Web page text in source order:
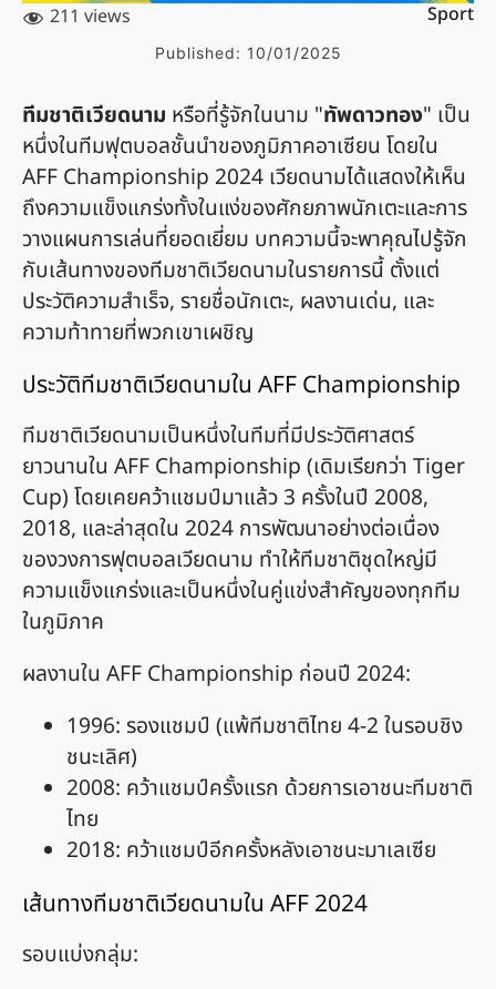
211 views Sport
Published: 10/01/2025
ทีมชาติเวียดนาม หรือที่รู้จักในนาม "ทัพดาวทอง" เป็น
หนึ่งในทีมฟุตบอลชั้นนำของภูมิภาคอาเซียน โดยใน
AFF Championship 2024 เวียดนามได้แสดงให้เห็น
ถึงความแข็งแกร่งทั้งในแง่ของศักยภาพนักเตะและการ
วางแผนการเล่นที่ยอดเยี่ยม บทความนี้จะพาคุณไปรู้จัก
กับเส้นทางของทีมชาติเวียดนามในรายการนี้ ตั้งแต่
ประวัติความสำเร็จ, รายชื่อนักเตะ, ผลงานเด่น, และ
ความท้าทายที่พวกเขาเผชิญ
ประวัติทีมชาติเวียดนามใน AFF Championship
ทีมชาติเวียดนามเป็นหนึ่งในทีมที่มีประวัติศาสตร์
ยาวนานใน AFF Championship (เดิมเรียกว่า Tiger
Cup) โดยเคยคว้าแชมป์มาแล้ว 3 ครั้งในปี 2008,
2018, และล่าสุดใน 2024 การพัฒนาอย่างต่อเนื่อง
ของวงการฟุตบอลเวียดนาม ทำให้ทีมชาติชุดใหญ่มี
ความแข็งแกร่งและเป็นหนึ่งในคู่แข่งสำคัญของทุกทีม
ในภูมิภาค
ผลงานใน AFF Championship ก่อนปี 2024:
1996: รองแชมป์ (แพ้ทีมชาติไทย 4-2 ในรอบชิง
ชนะเลิศ)
2008: คว้าแชมป์ครั้งแรก ด้วยการเอาชนะทีมชาติ
ไทย
2018: คว้าแชมป์อีกครั้งหลังเอาชนะมาเลเซีย
เส้นทางทีมชาติเวียดนามใน AFF 2024
รอบแบ่งกลุ่ม: